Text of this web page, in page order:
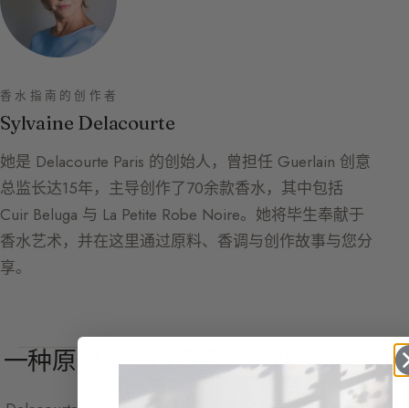
香水指南的创作者
Sylvaine Delacourte
她是 Delacourte Paris 的创始人，曾担任 Guerlain 创意
总监长达15年，主导创作了70余款香水，其中包括
Cuir Beluga 与 La Petite Robe Noire。她将毕生奉献于
香水艺术，并在这里通过原料、香调与创作故事与您分
享。
一种原料。一份情感。一瓶香水。